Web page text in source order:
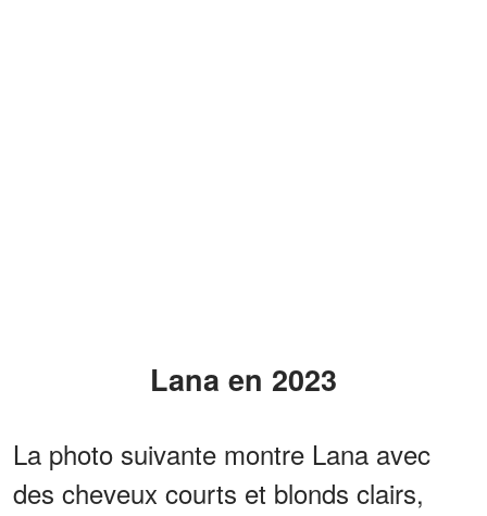
Lana en 2023
La photo suivante montre Lana avec
des cheveux courts et blonds clairs,